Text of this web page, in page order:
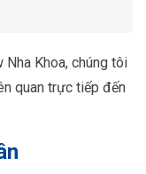
Khoa, chúng tôi
quan trực tiếp đến